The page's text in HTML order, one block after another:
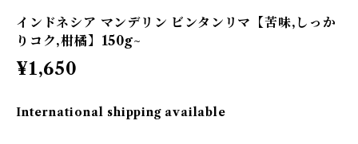
インドネシア マンデリン ビンタンリマ【苦味,しっか
りコク,柑橘】150g~
¥1,650
International shipping available